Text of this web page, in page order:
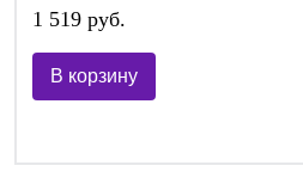
1 519 руб.
В корзину